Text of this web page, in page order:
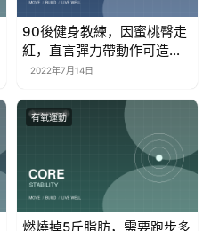
90後健身教練，因蜜桃臀走
紅，直言彈力帶動作可造同
款翹臀
2022年7月14日
有氧運動
燃燒掉5斤脂肪，需要跑步多